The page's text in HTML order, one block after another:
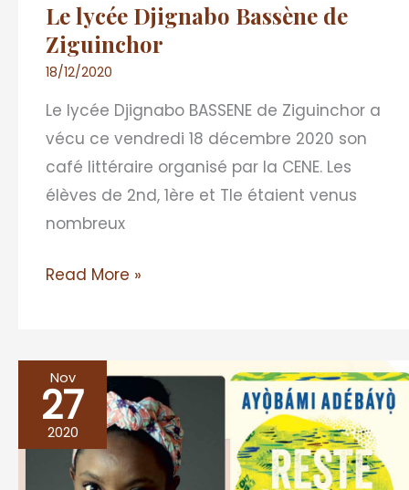
Le lycée Djignabo Bassène de
Ziguinchor
18/12/2020
Le lycée Djignabo BASSENE de Ziguinchor a
vécu ce vendredi 18 décembre 2020 son
café littéraire organisé par la CENE. Les
élèves de 2nd, 1ère et Tle étaient venus
nombreux
Read More »
Nov
27
2020
Lauréate
Prix
Littéraire